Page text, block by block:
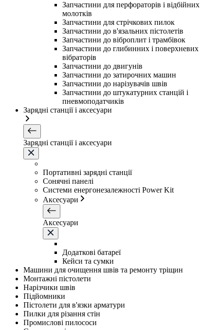
Запчастини для перфораторів і відбійних
молотків
Запчастини для стрічкових пилок
Запчастини до в'язальних пістолетів
Запчастини до віброплит і трамбівок
Запчастини до глибинних і поверхневих
вібраторів
Запчастини до двигунів
Запчастини до затирочних машин
Запчастини до нарізувачів швів
Запчастини до штукатурних станцій і
пневмоподатчиків
Зарядні станції і аксесуари
Зарядні станції і аксесуари
Портативні зарядні станції
Сонячні панелі
Системи енергонезалежності Power Kit
Аксесуари
Аксесуари
Додаткові батареї
Кейси та сумки
Машини для очищення швів та ремонту тріщин
Монтажні пістолети
Нарізчики швів
Підйомники
Пістолети для в'язки арматури
Пилки для різання стін
Промислові пилососи